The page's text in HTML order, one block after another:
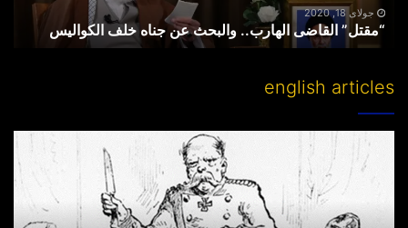
جولای 18, 2020
“مقتل” القاضی الهارب.. والبحث عن جناه خلف الکوالیس
english articles
others’